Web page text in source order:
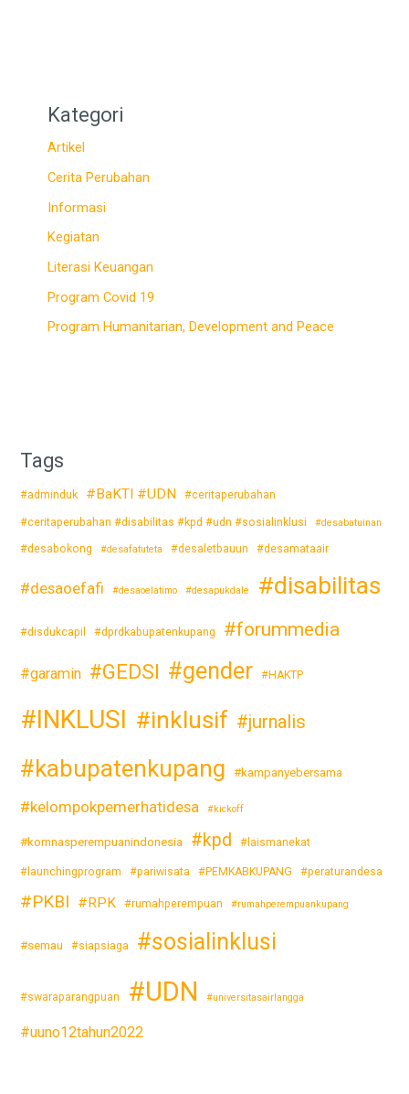
Kategori
Artikel
Cerita Perubahan
Informasi
Kegiatan
Literasi Keuangan
Program Covid 19
Program Humanitarian, Development and Peace
Tags
#adminduk #BaKTI #UDN #ceritaperubahan
#ceritaperubahan #disabilitas #kpd #udn #sosialinklusi #desabatuinan
#desabokong #desafatuteta #desaletbauun #desamataair
#desaoefafi #desaoelatimo #desapukdale #disabilitas
#disdukcapil #dprdkabupatenkupang #forummedia
#garamin #GEDSI #gender #HAKTP
#INKLUSI #inklusif #jurnalis
#kabupatenkupang #kampanyebersama
#kelompokpemerhatidesa #kickoff
#komnasperempuanindonesia #kpd #laismanekat
#launchingprogram #pariwisata #PEMKABKUPANG #peraturandesa
#PKBI #RPK #rumahperempuan #rumahperempuankupang
#semau #siapsiaga #sosialinklusi
#swaraparangpuan #UDN #universitasairlangga
#uuno12tahun2022